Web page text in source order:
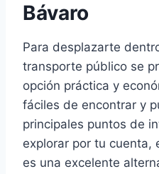
Bávaro
Para desplazarte
transporte público se
opción práctica y
fáciles de encontrar y
principales puntos de
explorar por tu cuenta,
es una excelente